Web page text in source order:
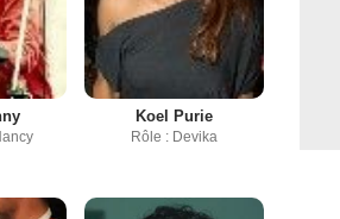
Koel Purie
Rôle : Devika